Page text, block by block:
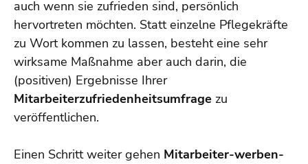
auch wenn sie zufrieden sind, persönlich
hervortreten möchten. Statt einzelne Pflegekräfte
zu Wort kommen zu lassen, besteht eine sehr
wirksame Maßnahme aber auch darin, die
(positiven) Ergebnisse Ihrer
Mitarbeiterzufriedenheitsumfrage zu
veröffentlichen.
Einen Schritt weiter gehen Mitarbeiter-werben-